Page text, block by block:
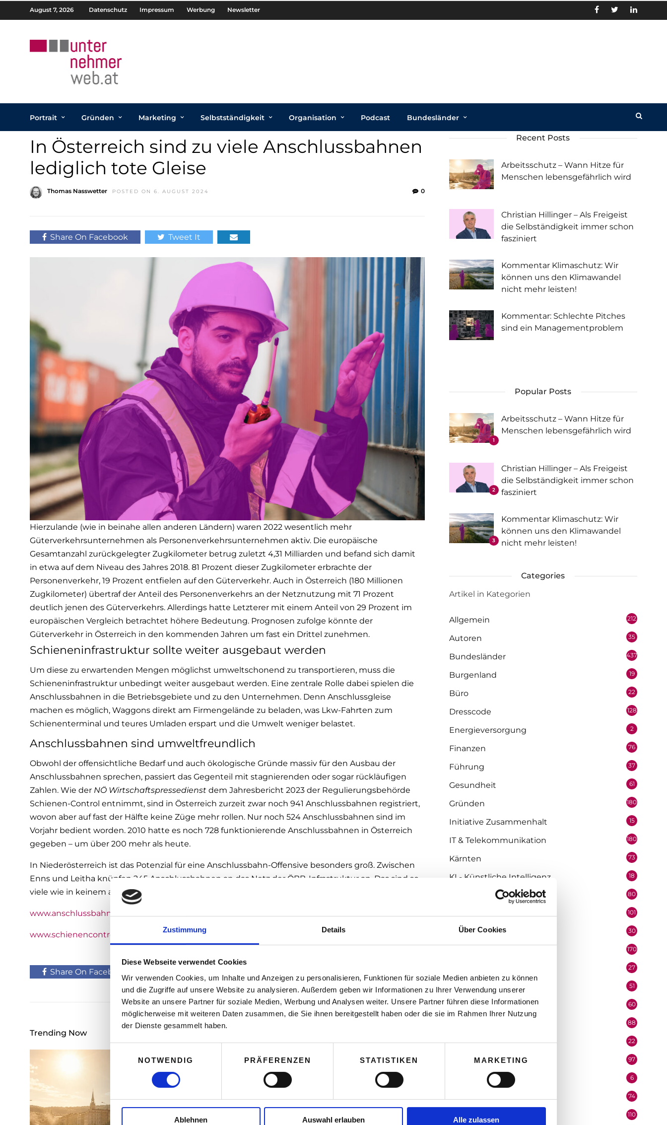
Zustimmung Details Über Cookies
Diese Webseite verwendet Cookies
Wir verwenden Cookies, um Inhalte und Anzeigen zu personalisieren, Funktionen für soziale Medien anbieten zu können
und die Zugriffe auf unsere Website zu analysieren. Außerdem geben wir Informationen zu Ihrer Verwendung unserer
Website an unsere Partner für soziale Medien, Werbung und Analysen weiter. Unsere Partner führen diese Informationen
möglicherweise mit weiteren Daten zusammen, die Sie ihnen bereitgestellt haben oder die sie im Rahmen Ihrer Nutzung
der Dienste gesammelt haben.
E
l
l
NOTWENDIG PRÄFERENZEN STATISTIKEN MARKETING
Ablehnen Auswahl erlauben Alle zulassen
August 7, 2026 Datenschutz Impressum Werbung Newsletter
Portrait Gründen Marketing Selbstständigkeit Organisation Podcast Bundesländer
In Österreich sind zu viele Anschlussbahnen
lediglich tote Gleise
Thomas Nasswetter POSTED ON 6. AUGUST 2024 0
Share On Facebook Tweet It
Hierzulande (wie in beinahe allen anderen Ländern) waren 2022 wesentlich mehr
Güterverkehrsunternehmen als Personenverkehrsunternehmen aktiv. Die europäische
Gesamtanzahl zurückgelegter Zugkilometer betrug zuletzt 4,31 Milliarden und befand sich damit
in etwa auf dem Niveau des Jahres 2018. 81 Prozent dieser Zugkilometer erbrachte der
Personenverkehr, 19 Prozent entfielen auf den Güterverkehr. Auch in Österreich (180 Millionen
Zugkilometer) übertraf der Anteil des Personenverkehrs an der Netznutzung mit 71 Prozent
deutlich jenen des Güterverkehrs. Allerdings hatte Letzterer mit einem Anteil von 29 Prozent im
europäischen Vergleich betrachtet höhere Bedeutung. Prognosen zufolge könnte der
Güterverkehr in Österreich in den kommenden Jahren um fast ein Drittel zunehmen.
Schieneninfrastruktur sollte weiter ausgebaut werden
Um diese zu erwartenden Mengen möglichst umweltschonend zu transportieren, muss die
Schieneninfrastruktur unbedingt weiter ausgebaut werden. Eine zentrale Rolle dabei spielen die
Anschlussbahnen in die Betriebsgebiete und zu den Unternehmen. Denn Anschlussgleise
machen es möglich, Waggons direkt am Firmengelände zu beladen, was Lkw-Fahrten zum
Schienenterminal und teures Umladen erspart und die Umwelt weniger belastet.
Anschlussbahnen sind umweltfreundlich
Obwohl der offensichtliche Bedarf und auch ökologische Gründe massiv für den Ausbau der
Anschlussbahnen sprechen, passiert das Gegenteil mit stagnierenden oder sogar rückläufigen
Zahlen. Wie der NÖ Wirtschaftspressedienst dem Jahresbericht 2023 der Regulierungsbehörde
Schienen-Control entnimmt, sind in Österreich zurzeit zwar noch 941 Anschlussbahnen registriert,
wovon aber auf fast der Hälfte keine Züge mehr rollen. Nur noch 524 Anschlussbahnen sind im
Vorjahr bedient worden. 2010 hatte es noch 728 funktionierende Anschlussbahnen in Österreich
gegeben – um über 200 mehr als heute.
In Niederösterreich ist das Potenzial für eine Anschlussbahn-Offensive besonders groß. Zwischen
Enns und Leitha knüpfen 245 Anschlussbahnen an das Netz der ÖBB-Infrastruktur an. Das sind so
viele wie in keinem anderen Bundesland.
www.anschlussbahnen.at
www.schienencontrol.gv.at
Share On Facebook
Trending Now
Recent Posts
Arbeitsschutz – Wann Hitze für
Menschen lebensgefährlich wird
Christian Hillinger – Als Freigeist
die Selbständigkeit immer schon
fasziniert
Kommentar Klimaschutz: Wir
können uns den Klimawandel
nicht mehr leisten!
Kommentar: Schlechte Pitches
sind ein Managementproblem
Popular Posts
1
Arbeitsschutz – Wann Hitze für
Menschen lebensgefährlich wird
2
Christian Hillinger – Als Freigeist
die Selbständigkeit immer schon
fasziniert
3
Kommentar Klimaschutz: Wir
können uns den Klimawandel
nicht mehr leisten!
Categories
Artikel in Kategorien
Allgemein 212
Autoren 35
Bundesländer 437
Burgenland 19
Büro 22
Dresscode 128
Energieversorgung 2
Finanzen 76
Führung 37
Gesundheit 61
Gründen 180
Initiative Zusammenhalt 15
IT & Telekommunikation 180
Kärnten 73
KI - Künstliche Intelligenz 18
80
Kommunikation 101
Lehrlinge 30
170
27
Mitarbeiter 51
Mobilität & Logistik 60
88
Oberösterreich 22
Organisation 97
Performer 6
Podcast 74
Politik 110